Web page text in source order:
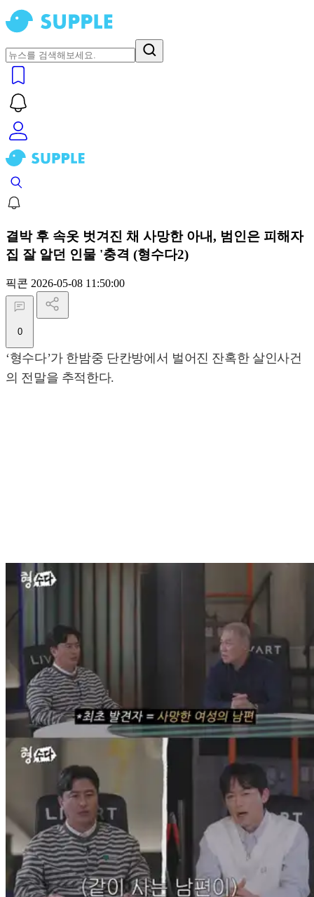
결박 후 속옷 벗겨진 채 사망한 아내, 범인은 피해자
집 잘 알던 인물 '충격 (형수다2)
픽콘 2026-05-08 11:50:00
0
‘형수다’가 한밤중 단칸방에서 벌어진 잔혹한 살인사건
의 전말을 추적한다.